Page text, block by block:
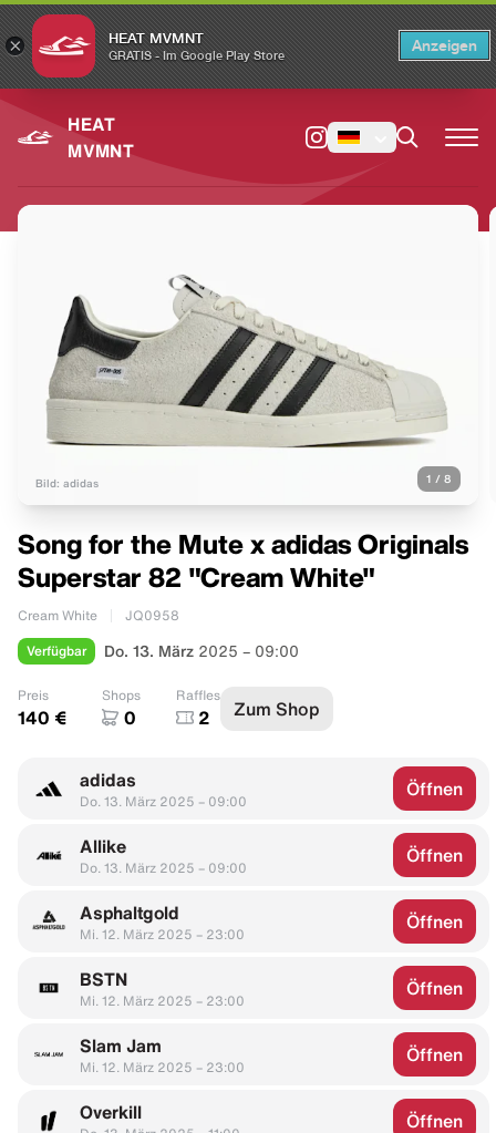
× HEAT MVMNT
GRATIS - Im Google Play Store
Anzeigen
HEAT
MVMNT
Bild: adidas 1 / 8
Song for the Mute x adidas Originals
Superstar 82 "Cream White"
Cream White JQ0958
Verfügbar Do. 13. März 2025 – 09:00
Preis
140 €
Shops
0
Raffles
2 Zum Shop
adidas
Do. 13. März 2025 – 09:00
Öffnen
Allike
Do. 13. März 2025 – 09:00
Öffnen
Asphaltgold
Mi. 12. März 2025 – 23:00
Öffnen
BSTN
Mi. 12. März 2025 – 23:00
Öffnen
Slam Jam
Mi. 12. März 2025 – 23:00
Öffnen
Overkill Öffnen
Switch to the English version? Switch ×